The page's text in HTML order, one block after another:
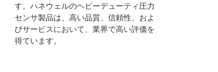
す。ハネウェルのヘビーデューティ圧力
センサ製品は、高い品質、信頼性、およ
びサービスにおいて、業界で高い評価を
得ています。